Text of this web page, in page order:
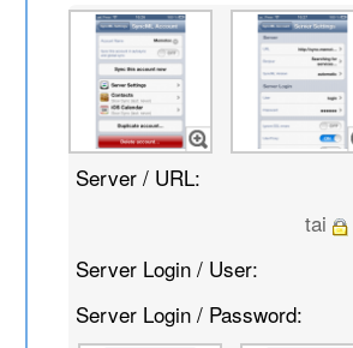
Server / URL:
tai
Server Login / User:
Server Login / Password: